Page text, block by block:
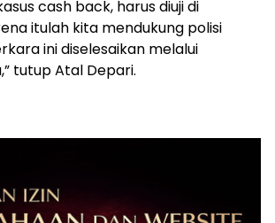
cash back, harus diuji di
itulah kita mendukung polisi
ini diselesaikan melalui
tutup Atal Depari.